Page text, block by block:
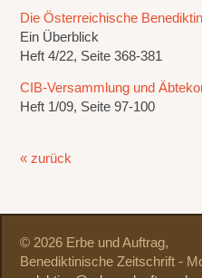
Die Österreichische
Ein Überblick
Heft 4/22, Seite 368-381
CIB-Versammlung und
Heft 1/09, Seite 97-100
« zurück
© 2026 Erbe und Auftrag,
Benediktinische Zeitschrift -